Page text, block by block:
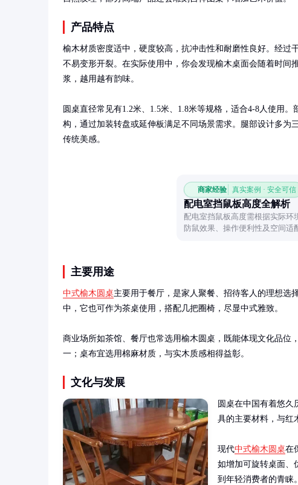
产品特点
榆木材质密度适中，硬度较高，抗冲击性和耐磨性良好。经过
不易变形开裂。在实际使用中，你会发现榆木桌面会随着时间
浆，越用越有韵味。
圆桌直径常见有1.2米、1.5米、1.8米等规格，适合4-8人使用。
构，通过加装转盘或延伸板满足不同场景需求。腿部设计多为
传统美感。
商家经验 真实案例 · 安全可信
配电室挡鼠板高度全解析
配电室挡鼠板高度需根据实际环
防鼠效果、操作便利性及空间
主要用途
中式榆木圆桌主要用于餐厅，是家人聚餐、招待客人的理想选
中，它也可作为茶桌使用，搭配几把圈椅，尽显中式雅致。
商业场所如茶馆、餐厅也常选用榆木圆桌，既能体现文化品
一；桌布宜选用棉麻材质，与实木质感相得益彰。
文化与发展
圆桌在中国有着悠
具的主要材料，与红
现代中式榆木圆桌在
如增加可旋转桌面、
到年轻消费者的青睐。